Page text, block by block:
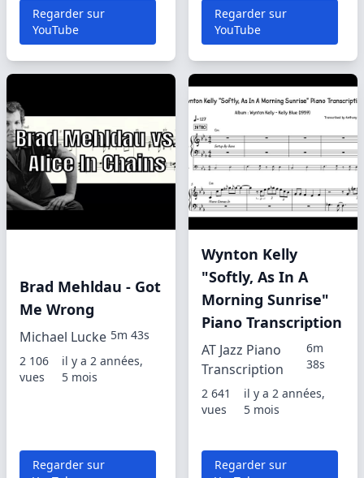
Regarder sur
YouTube
Regarder sur
YouTube
Brad Mehldau - Got
Me Wrong
Michael Lucke 5m 43s
2 106
vues
il y a 2 années,
5 mois
Regarder sur
Wynton Kelly
"Softly, As In A
Morning Sunrise"
Piano Transcription
AT Jazz Piano
Transcription
6m
38s
2 641
vues
il y a 2 années,
5 mois
Regarder sur